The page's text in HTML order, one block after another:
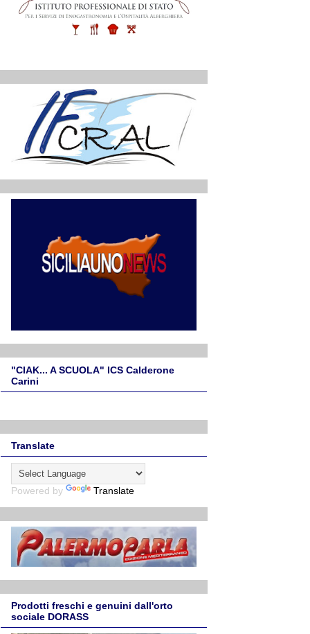
"CIAK... A SCUOLA" ICS Calderone
Carini
Translate
Powered by Translate
Prodotti freschi e genuini dall'orto
sociale DORASS